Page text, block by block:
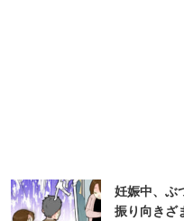
妊娠中、ぶ
振り向きざ